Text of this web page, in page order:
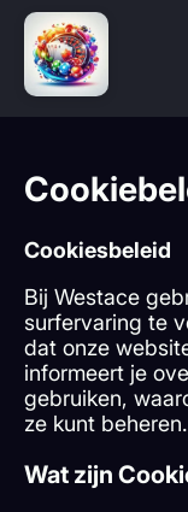
Cookiesbeleid
Bij Westace
surfervaring te
dat onze
informeert je
gebruiken,
ze kunt beheren.
Wat zijn